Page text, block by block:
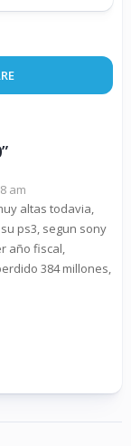
am
altas todavia,
ps3, segun sony
año fiscal,
384 millones,